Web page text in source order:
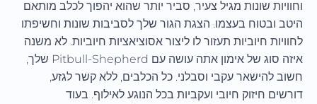
וחוויות שונות מגיל צעיר, סביר יותר שהוא יהפוך לכלב מותאם
היטב ובטוח בעצמו. הצגת הגור שלך לסביבות שונות וחשיפתו
לחוויות חיוביות תעזור לו ליצור אסוציאציות חיוביות. לא משנה
איזה סוג של אימון אתה עושה עם Pitbull-Shepherd שלך,
חשוב להישאר עקבי וסבלני. כל הכלבים, ללא קשר לגזע,
דורשים חיזוק חיובי ועקביות בכל הנוגע לאילוף. בעוד